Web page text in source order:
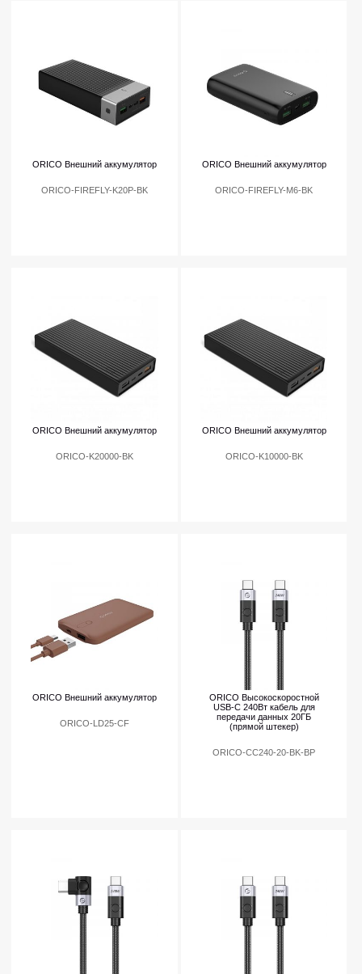
ORICO Внешний аккумулятор
ORICO-FIREFLY-K20P-BK
ORICO Внешний аккумулятор
ORICO-FIREFLY-M6-BK
ORICO Внешний аккумулятор
ORICO-K20000-BK
ORICO Внешний аккумулятор
ORICO-K10000-BK
ORICO Внешний аккумулятор
ORICO-LD25-CF
ORICO Высокоскоростной
USB-C 240Вт кабель для
передачи данных 20ГБ
(прямой штекер)
ORICO-CC240-20-BK-BP